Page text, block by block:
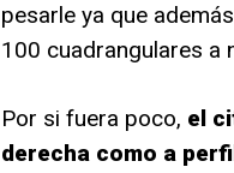
pesarle ya que
100 cuadrangulares a
Por si fuera poco, el
derecha como a